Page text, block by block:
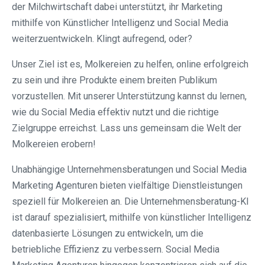
der Milchwirtschaft dabei unterstützt, ihr Marketing
mithilfe von Künstlicher Intelligenz und Social Media
weiterzuentwickeln. Klingt aufregend, oder?
Unser Ziel ist es, Molkereien zu helfen, online erfolgreich
zu sein und ihre Produkte einem breiten Publikum
vorzustellen. Mit unserer Unterstützung kannst du lernen,
wie du Social Media effektiv nutzt und die richtige
Zielgruppe erreichst. Lass uns gemeinsam die Welt der
Molkereien erobern!
Unabhängige Unternehmensberatungen und Social Media
Marketing Agenturen bieten vielfältige Dienstleistungen
speziell für Molkereien an. Die Unternehmensberatung-KI
ist darauf spezialisiert, mithilfe von künstlicher Intelligenz
datenbasierte Lösungen zu entwickeln, um die
betriebliche Effizienz zu verbessern. Social Media